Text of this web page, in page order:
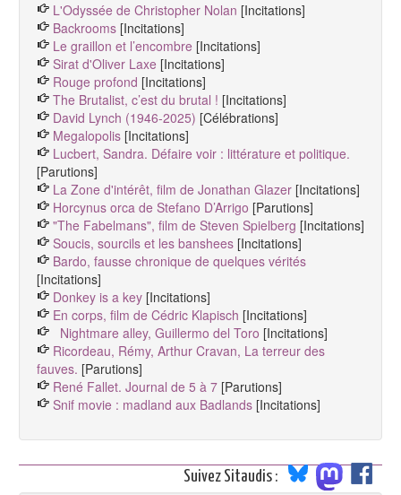
L'Odyssée de Christopher Nolan [Incitations]
Backrooms [Incitations]
Le graillon et l’encombre [Incitations]
Sirat d'Oliver Laxe [Incitations]
Rouge profond [Incitations]
The Brutalist, c’est du brutal ! [Incitations]
David Lynch (1946-2025) [Célébrations]
Megalopolis [Incitations]
Lucbert, Sandra. Défaire voir : littérature et politique.
[Parutions]
La Zone d'intérêt, film de Jonathan Glazer [Incitations]
Horcynus orca de Stefano D’Arrigo [Parutions]
"The Fabelmans", film de Steven Spielberg [Incitations]
Soucis, sourcils et les banshees [Incitations]
Bardo, fausse chronique de quelques vérités
[Incitations]
Donkey is a key [Incitations]
En corps, film de Cédric Klapisch [Incitations]
Nightmare alley, Guillermo del Toro [Incitations]
Ricordeau, Rémy, Arthur Cravan, La terreur des
fauves. [Parutions]
René Fallet. Journal de 5 à 7 [Parutions]
Snif movie : madland aux Badlands [Incitations]
Suivez Sitaudis :